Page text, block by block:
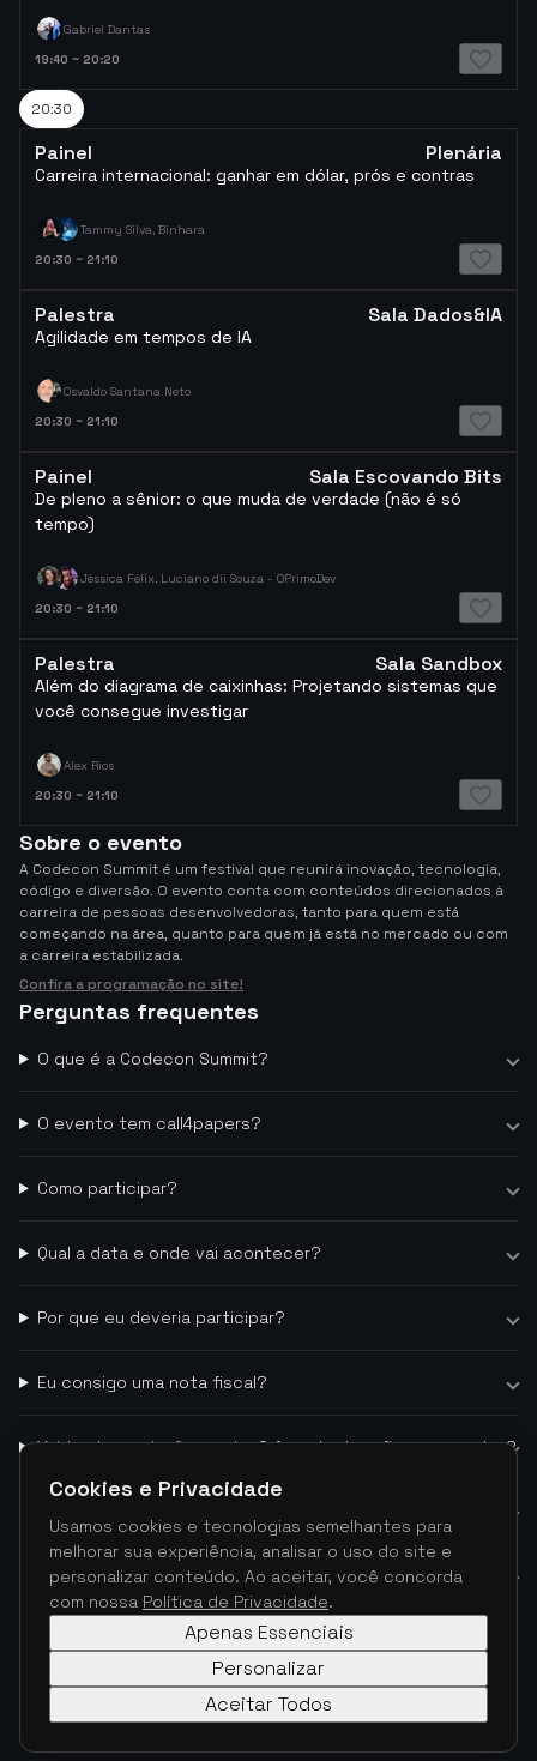
Gabriel Dantas
19:40 ~ 20:20
20:30
Painel Plenária
Carreira internacional: ganhar em dólar, prós e contras
Tammy Silva, Binhara
20:30 ~ 21:10
Palestra Sala Dados&IA
Agilidade em tempos de IA
Osvaldo Santana Neto
20:30 ~ 21:10
Painel Sala Escovando Bits
De pleno a sênior: o que muda de verdade (não é só
tempo)
Jéssica Félix, Luciano dii Souza - OPrimoDev
20:30 ~ 21:10
Palestra Sala Sandbox
Além do diagrama de caixinhas: Projetando sistemas que
você consegue investigar
Alex Rios
20:30 ~ 21:10
Sobre o evento
A Codecon Summit é um festival que reunirá inovação, tecnologia,
código e diversão. O evento conta com conteúdos direcionados à
carreira de pessoas desenvolvedoras, tanto para quem está
começando na área, quanto para quem já está no mercado ou com
a carreira estabilizada.
Confira a programação no site!
Perguntas frequentes
O que é a Codecon Summit?
O evento tem call4papers?
Como participar?
Qual a data e onde vai acontecer?
Por que eu deveria participar?
Eu consigo uma nota fiscal?
Vai ter transmissão ao vivo? As palestras ficam gravadas?
Eu posso pedir reembolso?
Dúvidas sobre o evento?
Entre em contato com a organização
Enviar Mensagem
WhatsApp
Cookies e Privacidade
Usamos cookies e tecnologias semelhantes para
melhorar sua experiência, analisar o uso do site e
personalizar conteúdo. Ao aceitar, você concorda
com nossa Política de Privacidade.
Apenas Essenciais
Personalizar
Aceitar Todos